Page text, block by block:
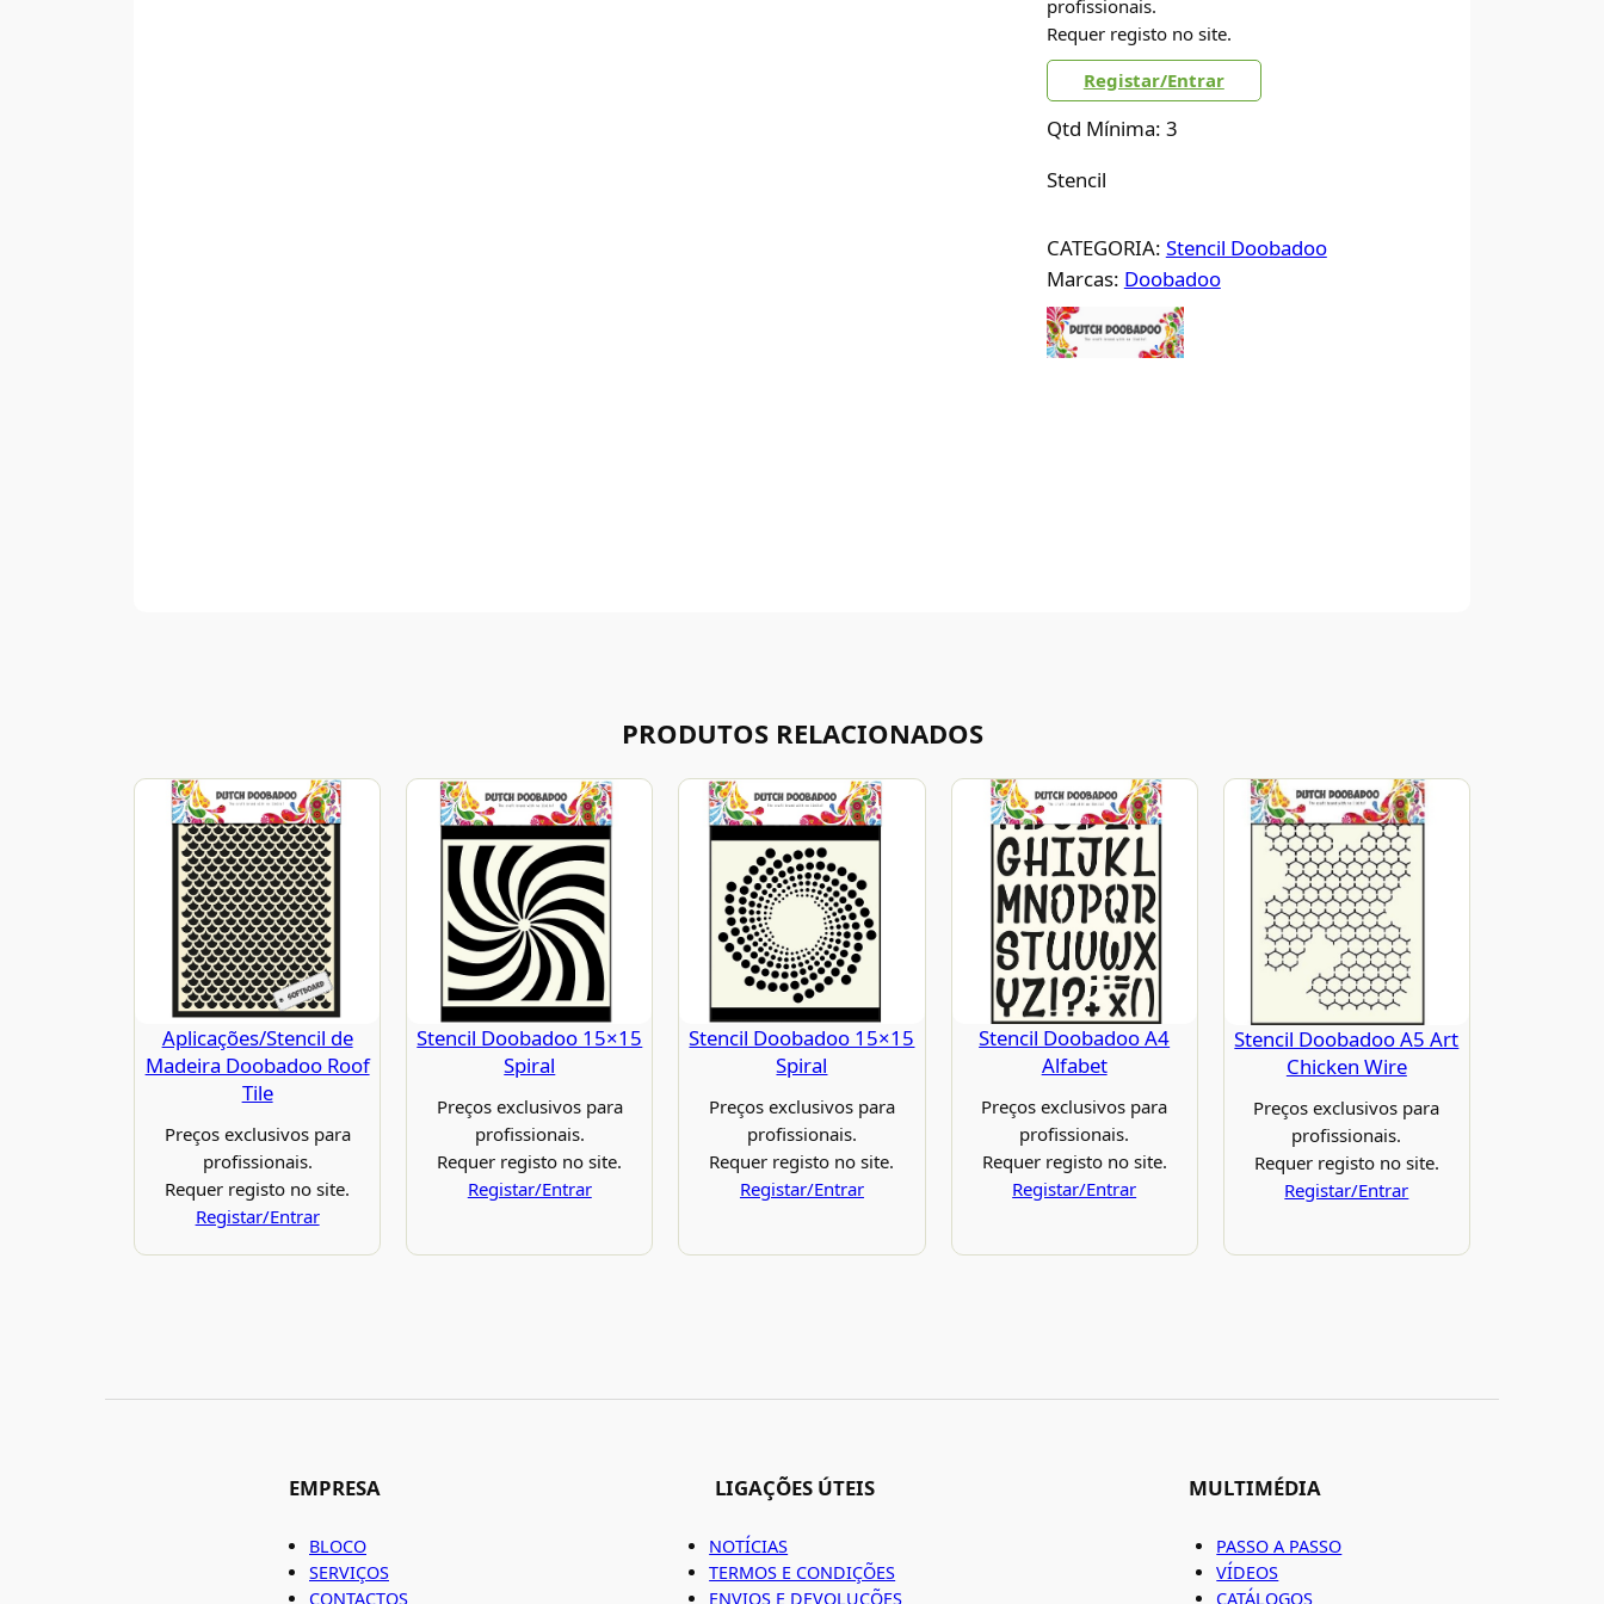
profissionais.
Requer registo no site.
Registar/Entrar
Qtd Mínima: 3
Stencil
CATEGORIA: Stencil Doobadoo
Marcas: Doobadoo
PRODUTOS RELACIONADOS
Aplicações/Stencil de
Madeira Doobadoo Roof
Tile
Preços exclusivos para
profissionais.
Requer registo no site.
Registar/Entrar
Stencil Doobadoo 15×15
Spiral
Preços exclusivos para
profissionais.
Requer registo no site.
Registar/Entrar
Stencil Doobadoo 15×15
Spiral
Preços exclusivos para
profissionais.
Requer registo no site.
Registar/Entrar
Stencil Doobadoo A4
Alfabet
Preços exclusivos para
profissionais.
Requer registo no site.
Registar/Entrar
Stencil Doobadoo A5 Art
Chicken Wire
Preços exclusivos para
profissionais.
Requer registo no site.
Registar/Entrar
EMPRESA
BLOCO
SERVIÇOS
CONTACTOS
LIGAÇÕES ÚTEIS
NOTÍCIAS
TERMOS E CONDIÇÕES
ENVIOS E DEVOLUÇÕES
MULTIMÉDIA
PASSO A PASSO
VÍDEOS
CATÁLOGOS